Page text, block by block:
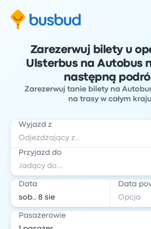
Zarezerwuj bilety u
Ulsterbus na Autobus
następną
Zarezerwuj tanie bilety na
na trasy w całym kraju
Wyjazd z
Przyjazd do
Data Data
Pasażerowie